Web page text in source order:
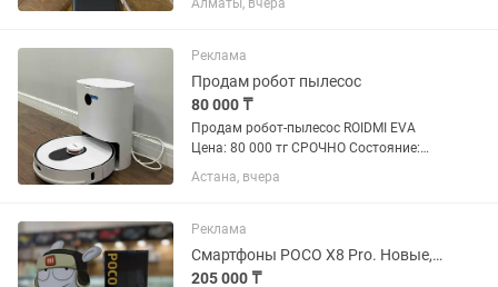
полностью рабочий (камеры, NFC,
100%). Экран чистый, без...
Алматы, вчера
Реклама
Продам робот пылесос
80 000 ₸
Продам робот-пылесос ROIDMI EVA
Цена: 80 000 тг СРОЧНО Состояние:
хорошее В комплекте отдам доп тряпку
и пылесборник 📍Функционал: • Сухая и
зигзаг, вдоль стен,...
Астана, вчера
Реклама
Смартфоны POCO X8 Pro. Новые, оригинал. Гарантия 1 год. Караганда
205 000 ₸